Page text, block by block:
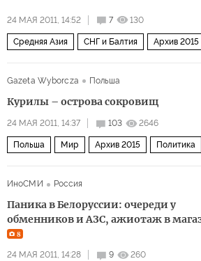
24 МАЯ 2011, 14:52 7 130
Средняя Азия СНГ и Балтия Архив 2015
Gazeta Wyborcza Польша
Курилы – острова сокровищ
24 МАЯ 2011, 14:37 103 2646
Польша Мир Архив 2015 Политика
ИноСМИ Россия
Паника в Белоруссии: очереди у
обменников и АЗС, ажиотаж в
8
24 МАЯ 2011, 14:28 9 260